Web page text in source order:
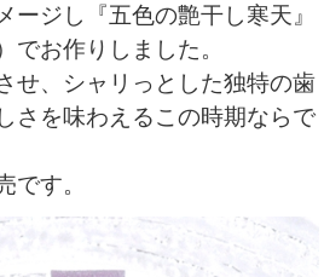
ジし『五色の艶干し寒天』
でお作りしました。
せ、シャリっとした独特の歯
さを味わえるこの時期ならで
す。